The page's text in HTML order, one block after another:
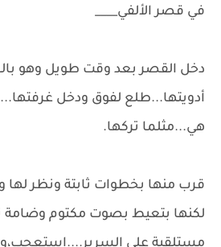
في قصر الألفي____
دخل القصر بعد وقت طويل وهو
أدويتها...طلع لفوق ودخل
هي...مثلما تركها.
قرب منها بخطوات ثابتة ونظر لها
لكنها بتعيط بصوت مكتوم وضامة
مستلقية علي